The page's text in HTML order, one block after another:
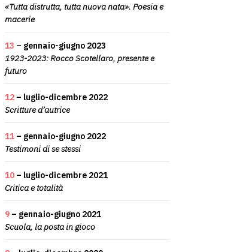
«Tutta distrutta, tutta nuova nata». Poesia e
macerie
13 – gennaio-giugno 2023
1923-2023: Rocco Scotellaro, presente e
futuro
12 – luglio-dicembre 2022
Scritture d’autrice
11 – gennaio-giugno 2022
Testimoni di se stessi
10 – luglio-dicembre 2021
Critica e totalità
9 – gennaio-giugno 2021
Scuola, la posta in gioco